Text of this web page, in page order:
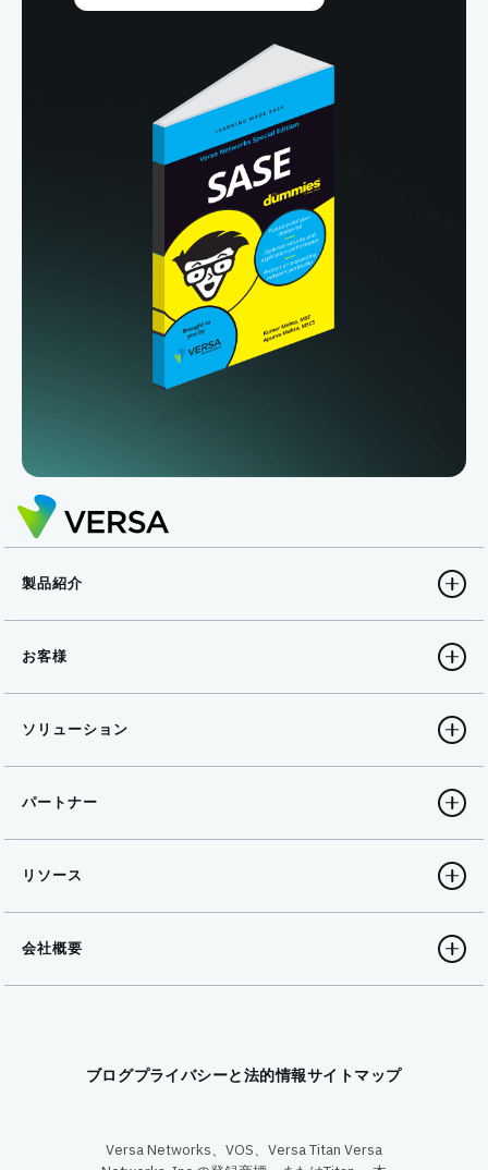
製品紹介
お客様
ソリューション
パートナー
リソース
会社概要
ブログプライバシーと法的情報サイトマップ
Versa Networks、VOS、Versa Titan Versa